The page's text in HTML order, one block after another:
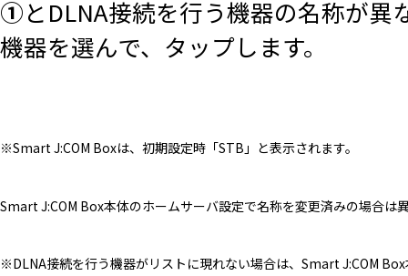
①とDLNA接続を行う機器の名称が異
機器を選んで、タップします。
※Smart J:COM Boxは、初期設定時「STB」と表示されます。
Smart J:COM Box本体のホームサーバ設定で名称を変更済みの場合は
※DLNA接続を行う機器がリストに現れない場合は、Smart J:COM